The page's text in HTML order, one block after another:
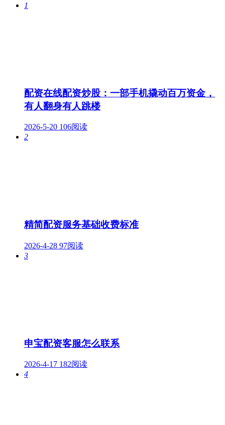
1
配资在线配资炒股：一部手机撬动百万资金，
有人翻身有人跳楼
2026-5-20 106阅读
2
精简配资服务基础收费标准
2026-4-28 97阅读
3
申宝配资客服怎么联系
2026-4-17 182阅读
4